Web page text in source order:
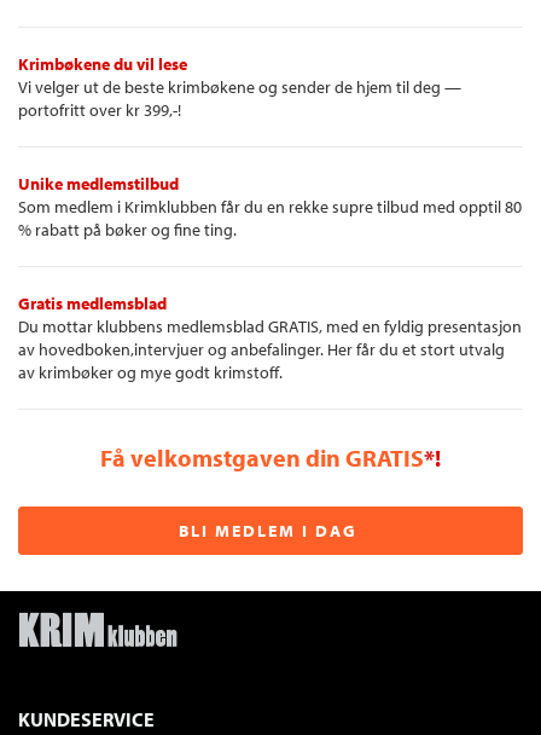
Krimbøkene du vil lese
Vi velger ut de beste krimbøkene og sender de hjem til deg —
portofritt over kr 399,-!
Unike medlemstilbud
Som medlem i Krimklubben får du en rekke supre tilbud med opptil 80
% rabatt på bøker og fine ting.
Gratis medlemsblad
Du mottar klubbens medlemsblad GRATIS, med en fyldig presentasjon
av hovedboken,intervjuer og anbefalinger. Her får du et stort utvalg
av krimbøker og mye godt krimstoff.
Få velkomstgaven din GRATIS*!
BLI MEDLEM I DAG
KUNDESERVICE